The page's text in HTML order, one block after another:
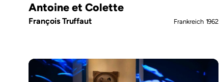
Antoine et Colette
François Truffaut Frankreich 1962